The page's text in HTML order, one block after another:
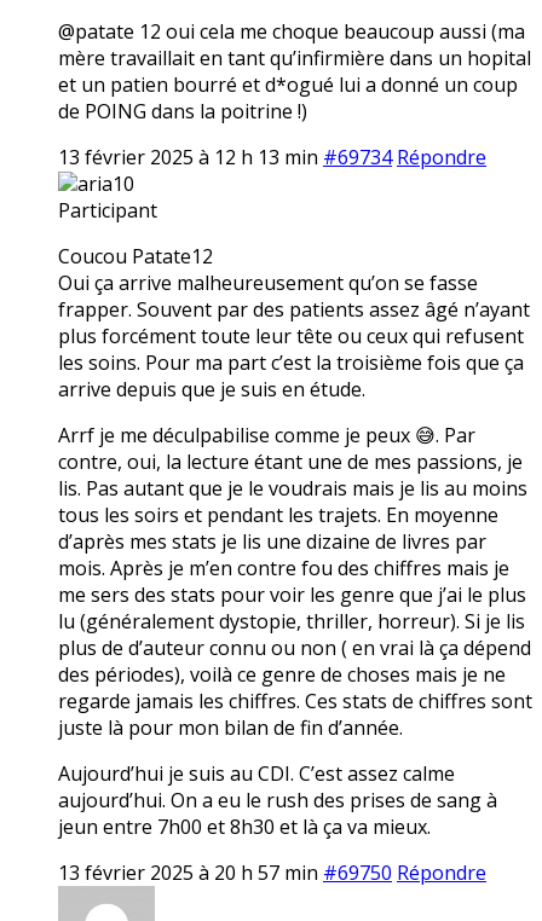
@patate 12 oui cela me choque beaucoup aussi (ma
mère travaillait en tant qu’infirmière dans un hopital
et un patien bourré et d*ogué lui a donné un coup
de POING dans la poitrine !)
13 février 2025 à 12 h 13 min #69734 Répondre
aria10
Participant
Coucou Patate12
Oui ça arrive malheureusement qu’on se fasse
frapper. Souvent par des patients assez âgé n’ayant
plus forcément toute leur tête ou ceux qui refusent
les soins. Pour ma part c’est la troisième fois que ça
arrive depuis que je suis en étude.
Arrf je me déculpabilise comme je peux 😅. Par
contre, oui, la lecture étant une de mes passions, je
lis. Pas autant que je le voudrais mais je lis au moins
tous les soirs et pendant les trajets. En moyenne
d’après mes stats je lis une dizaine de livres par
mois. Après je m’en contre fou des chiffres mais je
me sers des stats pour voir les genre que j’ai le plus
lu (généralement dystopie, thriller, horreur). Si je lis
plus de d’auteur connu ou non ( en vrai là ça dépend
des périodes), voilà ce genre de choses mais je ne
regarde jamais les chiffres. Ces stats de chiffres sont
juste là pour mon bilan de fin d’année.
Aujourd’hui je suis au CDI. C’est assez calme
aujourd’hui. On a eu le rush des prises de sang à
jeun entre 7h00 et 8h30 et là ça va mieux.
13 février 2025 à 20 h 57 min #69750 Répondre